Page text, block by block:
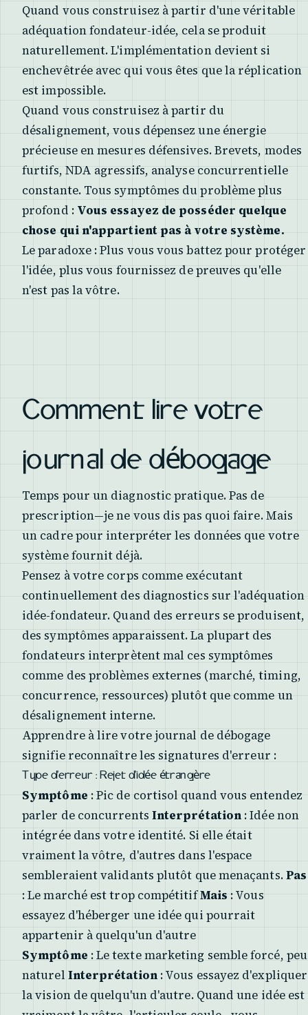
Quand vous construisez à partir d'une véritable
adéquation fondateur-idée, cela se produit
naturellement. L'implémentation devient si
enchevêtrée avec qui vous êtes que la réplication
est impossible.
Quand vous construisez à partir du
désalignement, vous dépensez une énergie
précieuse en mesures défensives. Brevets, modes
furtifs, NDA agressifs, analyse concurrentielle
constante. Tous symptômes du problème plus
profond : Vous essayez de posséder quelque
chose qui n'appartient pas à votre système.
Le paradoxe : Plus vous vous battez pour protéger
l'idée, plus vous fournissez de preuves qu'elle
n'est pas la vôtre.
Comment lire votre
journal de débogage
Temps pour un diagnostic pratique. Pas de
prescription—je ne vous dis pas quoi faire. Mais
un cadre pour interpréter les données que votre
système fournit déjà.
Pensez à votre corps comme exécutant
continuellement des diagnostics sur l'adéquation
idée-fondateur. Quand des erreurs se produisent,
des symptômes apparaissent. La plupart des
fondateurs interprètent mal ces symptômes
comme des problèmes externes (marché, timing,
concurrence, ressources) plutôt que comme un
désalignement interne.
Apprendre à lire votre journal de débogage
signifie reconnaître les signatures d'erreur :
Type d'erreur : Rejet d'idée étrangère
Symptôme : Pic de cortisol quand vous entendez
parler de concurrents Interprétation : Idée non
intégrée dans votre identité. Si elle était
vraiment la vôtre, d'autres dans l'espace
sembleraient validants plutôt que menaçants.Pas
: Le marché est trop compétitifMais : Vous
essayez d'héberger une idée qui pourrait
appartenir à quelqu'un d'autre
Symptôme : Le texte marketing semble forcé, peu
naturel Interprétation: Vous essayez d'expliquer
la vision de quelqu'un d'autre. Quand une idée est